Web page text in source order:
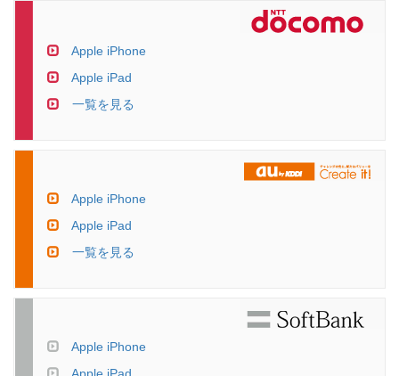
Apple iPhone
Apple iPad
一覧を見る
Apple iPhone
Apple iPad
一覧を見る
Apple iPhone